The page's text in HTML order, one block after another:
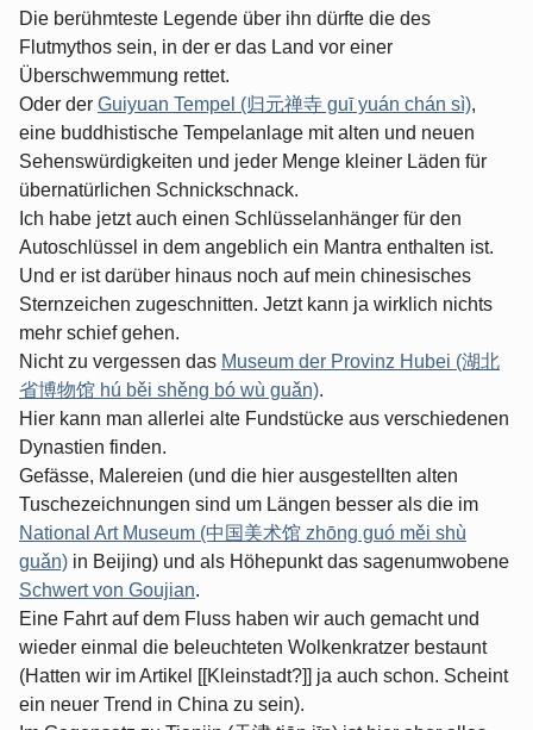
Die berühmteste Legende über ihn dürfte die des
Flutmythos sein, in der er das Land vor einer
Überschwemmung rettet.
Oder der Guiyuan Tempel (归元禅寺 guī yuán chán sì),
eine buddhistische Tempelanlage mit alten und neuen
Sehenswürdigkeiten und jeder Menge kleiner Läden für
übernatürlichen Schnickschnack.
Ich habe jetzt auch einen Schlüsselanhänger für den
Autoschlüssel in dem angeblich ein Mantra enthalten ist.
Und er ist darüber hinaus noch auf mein chinesisches
Sternzeichen zugeschnitten. Jetzt kann ja wirklich nichts
mehr schief gehen.
Nicht zu vergessen das Museum der Provinz Hubei (湖北
省博物馆 hú běi shěng bó wù guǎn).
Hier kann man allerlei alte Fundstücke aus verschiedenen
Dynastien finden.
Gefässe, Malereien (und die hier ausgestellten alten
Tuschezeichnungen sind um Längen besser als die im
National Art Museum (中国美术馆 zhōng guó měi shù
guǎn) in Beijing) und als Höhepunkt das sagenumwobene
Schwert von Goujian.
Eine Fahrt auf dem Fluss haben wir auch gemacht und
wieder einmal die beleuchteten Wolkenkratzer bestaunt
(Hatten wir im Artikel [[Kleinstadt?]] ja auch schon. Scheint
ein neuer Trend in China zu sein).